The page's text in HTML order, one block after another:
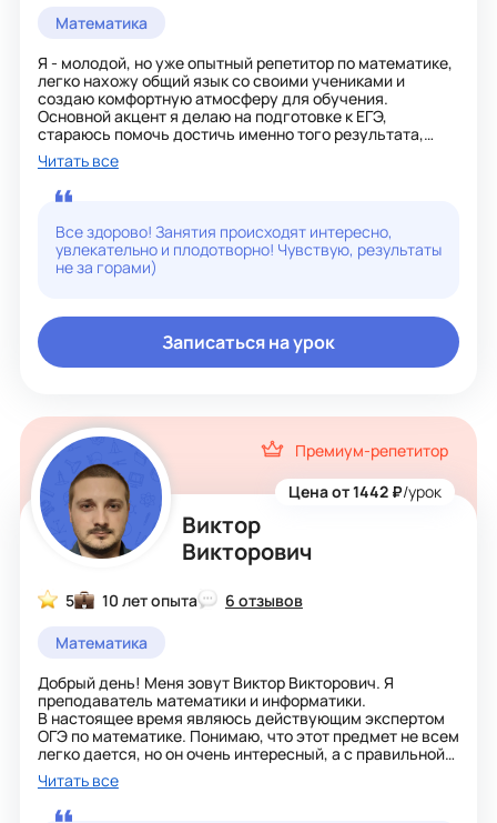
Люблю писать картины с масляными, акварельными
красками, гуашью, а также прекрасно черчу и читаю
Математика
Я - молодой, но уже опытный репетитор по математике,
легко нахожу общий язык со своими учениками и
создаю комфортную атмосферу для обучения.
Основной акцент я делаю на подготовке к ЕГЭ,
стараюсь помочь достичь именно того результата,
который необходим — обычно запас в 10 баллов, чтобы
результат был уверенным и стабильным.
По алгебре у меня есть особое преимущество, но и в
геометрии я уверенно разъясняю сложные темы
понятно и доступно. Готовлю учеников ко всему
возможному, что может встретиться на экзамене,
подбираю индивидуальный подход к каждому, чтобы
Я не люблю задавать лишние домашние задания,
поскольку считаю, что их и так достаточно, и важнее -
качественно подготовить материал и сделать уроки
помогает им достигать отличных результатов.
Читать все
Все здорово! Занятия происходят интересно,
увлекательно и плодотворно! Чувствую, результаты
не за горами)
Записаться на урок
Виктор
Викторович
Цена от 1442 ₽/урок
Премиум-репетитор
5 10 лет опыта
6 отзывов
Математика
Добрый день! Меня зовут Виктор Викторович. Я
преподаватель математики и информатики.
В настоящее время являюсь действующим экспертом
ОГЭ по математике. Понимаю, что этот предмет не всем
легко дается, но он очень интересный, а с правильной
структурой подготовки, которую составлю вам я, более
чем прозрачный. Вы сами не заметите того как вам
станет интересно постигать дальнейшие глубины этой
Читать все